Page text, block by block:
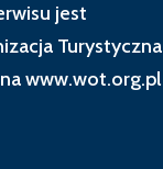
jest
Turystyczna
www.wot.org.pl